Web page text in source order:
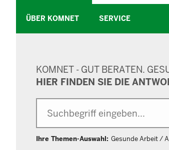
ÜBER KOMNET SERVICE
KOMNET - GUT BERATEN.
HIER FINDEN SIE DIE
Ihre Themen-Auswahl: Gesunde Arbeit /